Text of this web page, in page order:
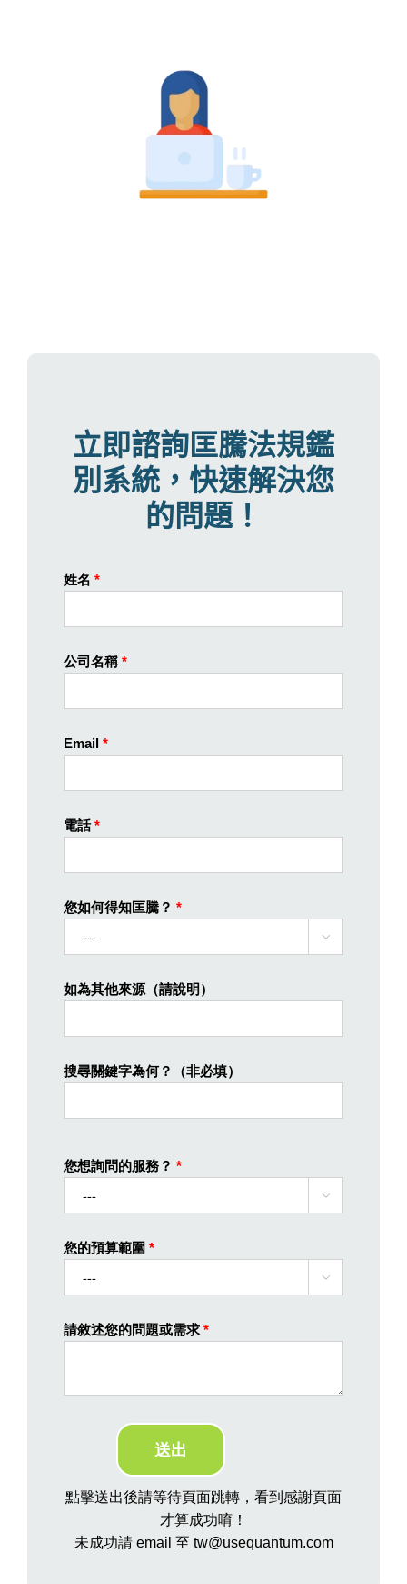
立即諮詢匡騰法規鑑
別系統，快速解決您
的問題！
姓名 *
公司名稱*
Email *
電話*
您如何得知匡騰？ *

如為其他來源（請說明）
搜尋關鍵字為何？（非必填）
您想詢問的服務？ *

您的預算範圍 *

請敘述您的問題或需求 *
點擊送出後請等待頁面跳轉，看到感謝頁面
才算成功唷！
未成功請 email 至 tw@usequantum.com